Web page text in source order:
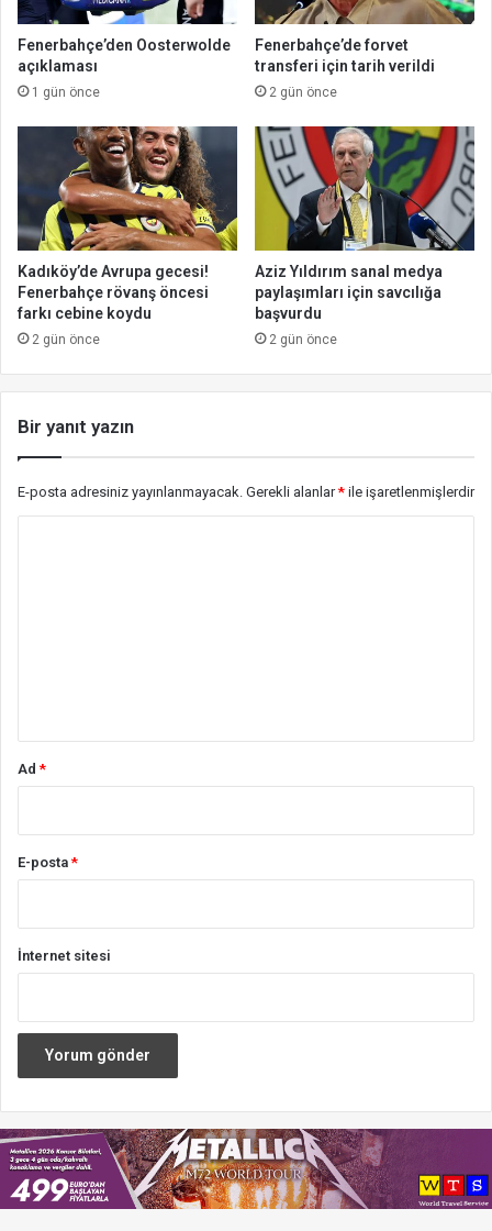
Fenerbahçe’den Oosterwolde
açıklaması
1 gün önce
Fenerbahçe’de forvet
transferi için tarih verildi
2 gün önce
Kadıköy’de Avrupa gecesi!
Fenerbahçe rövanş öncesi
farkı cebine koydu
2 gün önce
Aziz Yıldırım sanal medya
paylaşımları için savcılığa
başvurdu
2 gün önce
Bir yanıt yazın
E-posta adresiniz yayınlanmayacak. Gerekli alanlar* ile işaretlenmişlerdir
Ad*
E-posta*
İnternet sitesi